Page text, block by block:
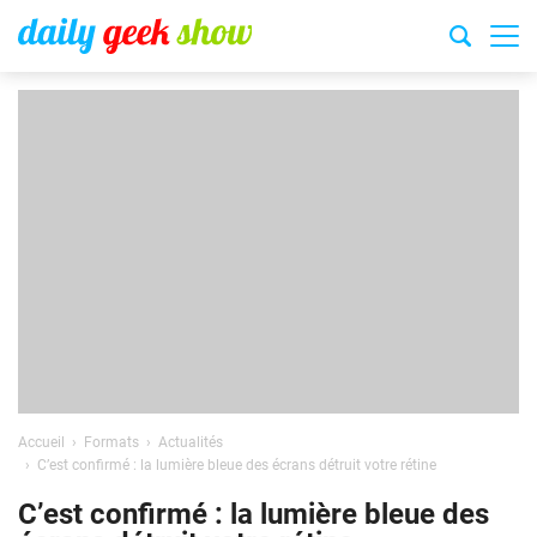
Accueil Formats
Actualités
C’est confirmé : la lumière bleue des écrans détruit votre rétine
C’est confirmé : la lumière bleue des